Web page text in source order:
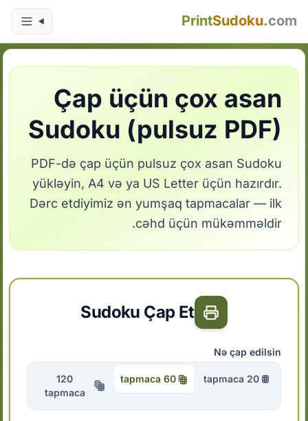
PrintSudoku.com
Çap üçün çox asan
Sudoku (pulsuz PDF)
PDF-də çap üçün pulsuz çox asan Sudoku
yükləyin, A4 və ya US Letter üçün hazırdır.
Dərc etdiyimiz ən yumşaq tapmacalar — ilk
cəhd üçün mükəmməldir.
Sudoku Çap Et
Nə çap edilsin
20 tapmaca
60 tapmaca
120
tapmaca